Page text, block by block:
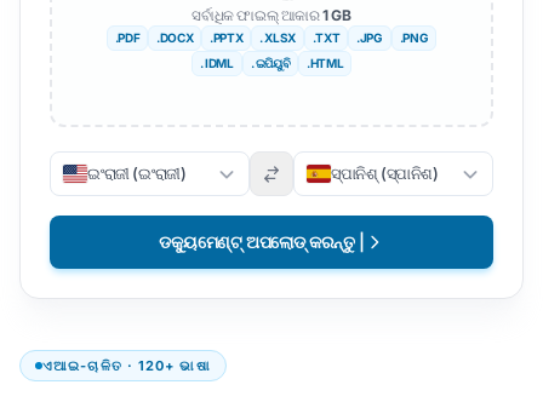
ଏଆଇ-ଚାଳିତ · 120+ ଭାଷା
ସର୍ବାଧିକ ଫାଇଲ୍ ଆକାର1 GB
.PDF .DOCX .PPTX . XLSX .TXT .JPG
.PNG
. IDML
. ଇପିୟୁବି .HTML
ଇଂରାଜୀ (ଇଂରାଜୀ) ସ୍ପାନିଶ୍ (ସ୍ପାନିଶ)
ଡକ୍ୟୁମେଣ୍ଟ୍ ଅପଲୋଡ୍ କରନ୍ତୁ |